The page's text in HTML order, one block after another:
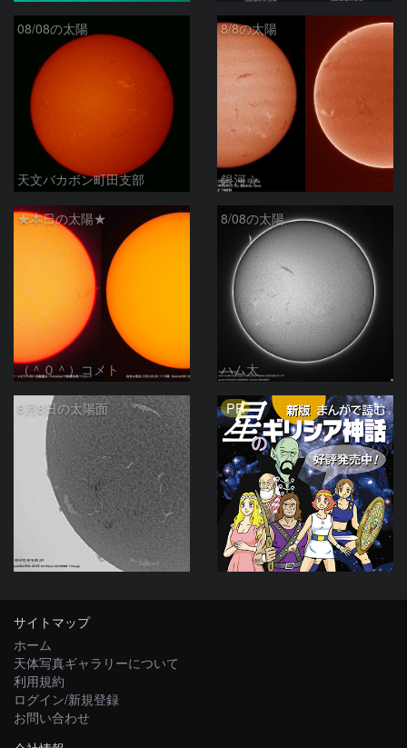
08/08の太陽
天文バカボン町田支部
8/8の太陽
銀河☆
★本日の太陽★
（＾０＾）コメト
8/08の太陽
ハム太
8月8日の太陽面
ta-o
PR
サイトマップ
ホーム
天体写真ギャラリーについて
利用規約
ログイン/新規登録
お問い合わせ